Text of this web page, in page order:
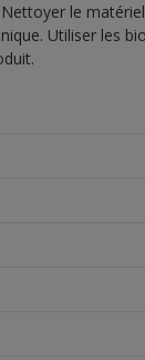
le
Utiliser les